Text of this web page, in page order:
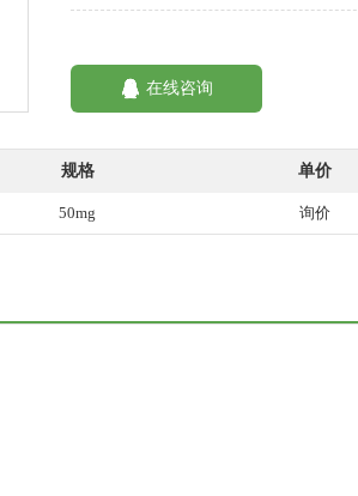
在线咨询
规格 单价
50mg 询价